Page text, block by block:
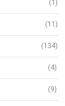
(1)
(11)
(134)
(4)
(9)